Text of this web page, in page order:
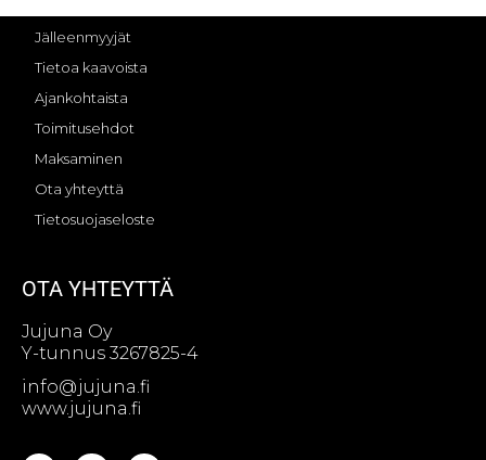
Jälleenmyyjät
Tietoa kaavoista
Ajankohtaista
Toimitusehdot
Maksaminen
Ota yhteyttä
Tietosuojaseloste
OTA YHTEYTTÄ
Jujuna Oy
Y-tunnus 3267825-4
info@jujuna.fi
www.jujuna.fi